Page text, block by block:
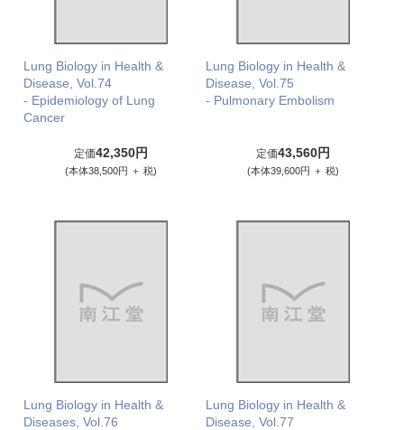
Lung Biology in Health &
Disease, Vol.74
- Epidemiology of Lung
Cancer
定価42,350円
(本体38,500円 ＋ 税)
Lung Biology in Health &
Disease, Vol.75
- Pulmonary Embolism
定価43,560円
(本体39,600円 ＋ 税)
Lung Biology in Health &
Diseases, Vol.76
Lung Biology in Health &
Disease, Vol.77